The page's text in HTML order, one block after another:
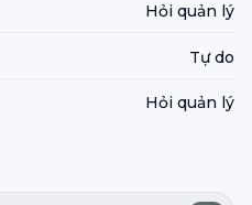
Hỏi quản lý
Tự do
Hỏi quản lý